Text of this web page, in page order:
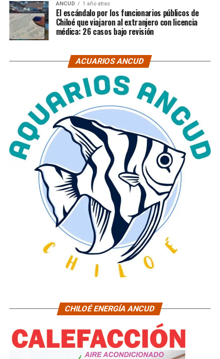
ANCUD 1 año atras
El escándalo por los funcionarios públicos de
Chiloé que viajaron al extranjero con licencia
médica: 26 casos bajo revisión
ACUARIOS ANCUD
CHILOÉ ENERGÍA ANCUD